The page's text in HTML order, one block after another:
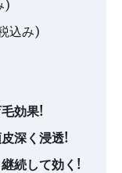
)
込み)
効果!
深く浸透!
続して効く!